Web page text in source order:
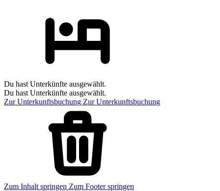
Du hast Unterkünfte ausgewählt.
Du hast Unterkünfte ausgewählt.
Zur Unterkunftsbuchung Zur Unterkunftsbuchung
Zum Inhalt springen Zum Footer springen